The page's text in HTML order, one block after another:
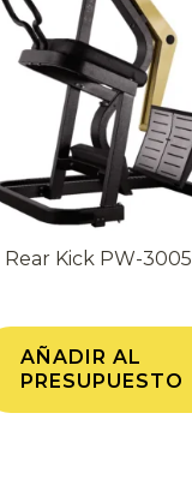
Rear Kick PW-3005
AÑADIR AL
PRESUPUESTO